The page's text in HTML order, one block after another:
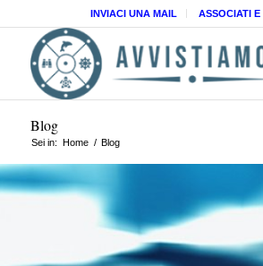
INVIACI UNA MAIL ASSOCIATI
Blog
Sei in: Home / Blog